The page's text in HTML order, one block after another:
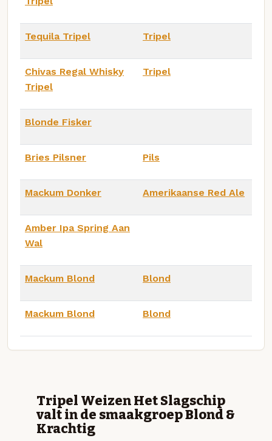
Tequila Tripel Tripel
Chivas Regal Whisky
Tripel
Tripel
Blonde Fisker
Bries Pilsner Pils
Mackum Donker Amerikaanse Red Ale
Amber Ipa Spring Aan
Wal
Mackum Blond Blond
Mackum Blond Blond
Tripel Weizen Het Slagschip
valt in de smaakgroep Blond &
Krachtig